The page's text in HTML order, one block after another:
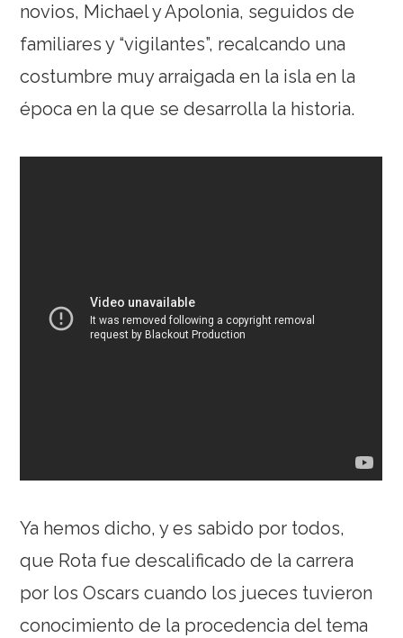
novios, Michael y Apolonia, seguidos de
familiares y “vigilantes”, recalcando una
costumbre muy arraigada en la isla en la
época en la que se desarrolla la historia.
Ya hemos dicho, y es sabido por todos,
que Rota fue descalificado de la carrera
por los Oscars cuando los jueces tuvieron
conocimiento de la procedencia del tema